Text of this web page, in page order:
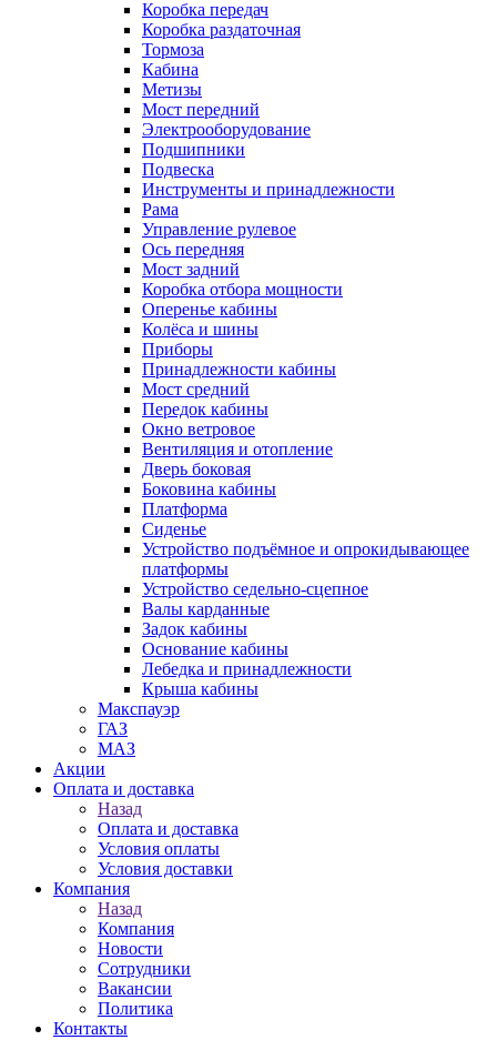
Коробка передач
Коробка раздаточная
Тормоза
Кабина
Метизы
Мост передний
Электрооборудование
Подшипники
Подвеска
Инструменты и принадлежности
Рама
Управление рулевое
Ось передняя
Мост задний
Коробка отбора мощности
Оперенье кабины
Колёса и шины
Приборы
Принадлежности кабины
Мост средний
Передок кабины
Окно ветровое
Вентиляция и отопление
Дверь боковая
Боковина кабины
Платформа
Сиденье
Устройство подъёмное и опрокидывающее
платформы
Устройство седельно-сцепное
Валы карданные
Задок кабины
Основание кабины
Лебедка и принадлежности
Крыша кабины
Макспауэр
ГАЗ
МАЗ
Акции
Оплата и доставка
Назад
Оплата и доставка
Условия оплаты
Условия доставки
Компания
Назад
Компания
Новости
Сотрудники
Вакансии
Политика
Контакты